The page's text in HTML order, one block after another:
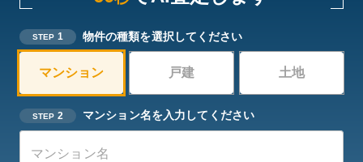
STEP 1 物件の種類を選択してください
マンション 戸建 土地
STEP 2 マンション名を入力してください